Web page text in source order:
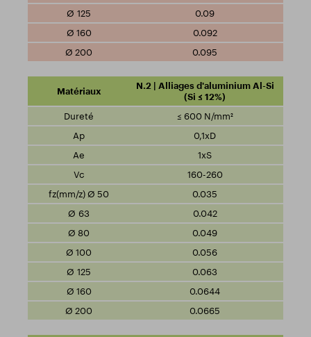
0.09
0.092
0.095
N.2 | Alliages d'aluminium Al-Si
(Si ≤ 12%)
≤ 600 N/mm²
0,1xD
1xS
160-260
0.035
0.042
0.049
0.056
0.063
0.0644
0.0665